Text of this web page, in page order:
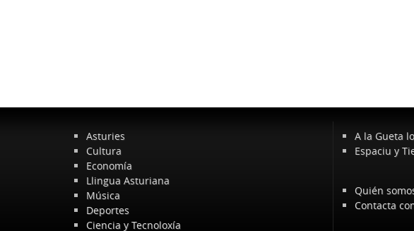
Asturies
Cultura
Economía
Llingua Asturiana
Música
Deportes
Ciencia y Tecnoloxía
A la Gueta
Espaciu y
Quién
Contacta